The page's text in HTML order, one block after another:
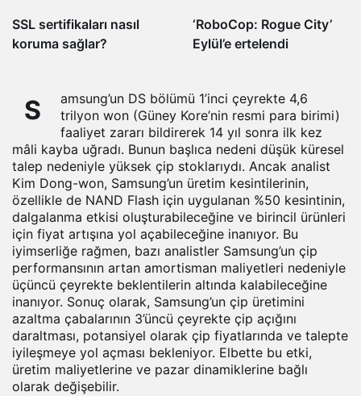
SSL sertifikaları nasıl
koruma sağlar?
‘RoboCop: Rogue City’
Eylül’e ertelendi
S
amsung’un DS bölümü 1’inci çeyrekte 4,6
trilyon won (Güney Kore’nin resmi para birimi)
faaliyet zararı bildirerek 14 yıl sonra ilk kez
mâli kayba uğradı. Bunun başlıca nedeni düşük küresel
talep nedeniyle yüksek çip stoklarıydı. Ancak analist
Kim Dong-won, Samsung’un üretim kesintilerinin,
özellikle de NAND Flash için uygulanan %50 kesintinin,
dalgalanma etkisi oluşturabileceğine ve birincil ürünleri
için fiyat artışına yol açabileceğine inanıyor. Bu
iyimserliğe rağmen, bazı analistler Samsung’un çip
performansının artan amortisman maliyetleri nedeniyle
üçüncü çeyrekte beklentilerin altında kalabileceğine
inanıyor. Sonuç olarak, Samsung’un çip üretimini
azaltma çabalarının 3’üncü çeyrekte çip açığını
daraltması, potansiyel olarak çip fiyatlarında ve talepte
iyileşmeye yol açması bekleniyor. Elbette bu etki,
üretim maliyetlerine ve pazar dinamiklerine bağlı
olarak değişebilir.